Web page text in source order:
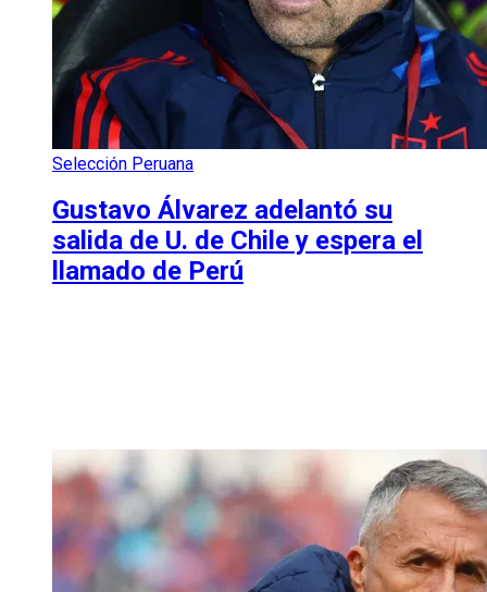
Selección Peruana
Gustavo Álvarez adelantó su
salida de U. de Chile y espera el
llamado de Perú